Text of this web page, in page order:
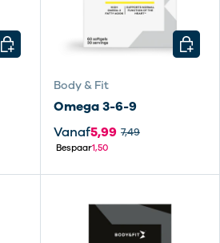
KIES MOGELIJKHEDEN
Body & Fit
Omega 3-6-9
Vanaf5,99 7,49
Bespaar1,50
KIES